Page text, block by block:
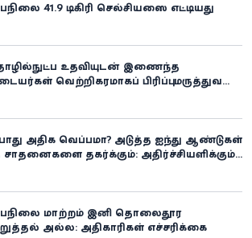
41.9 டிகிரி செல்சியஸை எட்டியது
உதவியுடன் இணைந்த
வெற்றிகரமாகப் பிரிப்பு: மருத்துவ
அதிக வெப்பமா? அடுத்த ஐந்து ஆண்டுகள்
தகர்க்கும்: அதிர்ச்சியளிக்கும்
மாற்றம் இனி தொலைதூர
அல்ல: அதிகாரிகள் எச்சரிக்கை